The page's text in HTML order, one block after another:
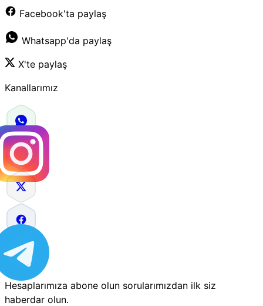
Facebook'ta paylaş
Whatsapp'da paylaş
X'te paylaş
Kanallarımız
Hesaplarımıza abone olun sorularımızdan ilk siz
haberdar olun.